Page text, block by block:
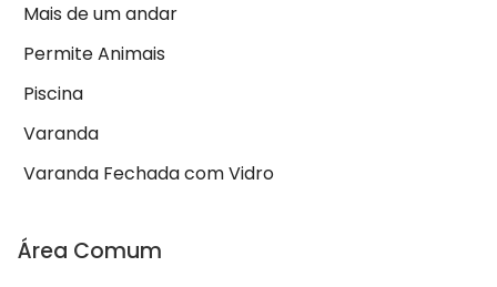
Mais de um andar
Permite Animais
Piscina
Varanda
Varanda Fechada com Vidro
Área Comum